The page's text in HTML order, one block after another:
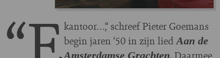
kantoor…,“ schreef Pieter Goemans
begin jaren ‘50 in zijn liedAan de
Amsterdamse Grachten